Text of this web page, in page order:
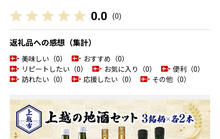
0.0 (0)
返礼品への感想（集計）
美味しい（0）
おすすめ（0）
リピートしたい（0）
お気に入り（0）
便利（0）
訪れたい（0）
応援したい（0） その他（0）